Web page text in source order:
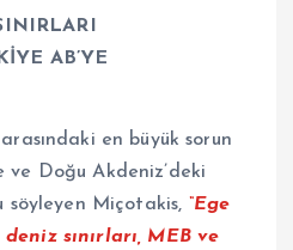
AB’YE
en büyük sorun
ve Doğu Akdeniz’deki
söyleyen Miçotakis, “Ege
sınırları, MEB ve